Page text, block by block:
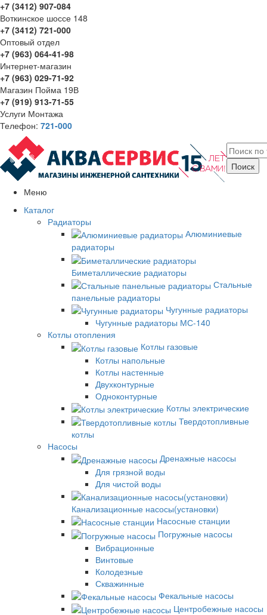
+7 (3412) 907-084
Воткинское шоссе 148
+7 (3412) 721-000
Оптовый отдел
+7 (963) 064-41-98
Интернет-магазин
+7 (963) 029-71-92
Магазин Пойма 19В
+7 (919) 913-71-55
Услуги Монтажа
Телефон: 721-000
Меню
Каталог
Радиаторы
Алюминиевые
радиаторы
Биметаллические радиаторы
Стальные
панельные радиаторы
Чугунные радиаторы
Чугунные радиаторы МС-140
Котлы отопления
Котлы газовые
Котлы напольные
Котлы настенные
Двухконтурные
Одноконтурные
Котлы электрические
Твердотопливные
котлы
Насосы
Дренажные насосы
Для грязной воды
Для чистой воды
Канализационные насосы(установки)
Насосные станции
Погружные насосы
Вибрационные
Винтовые
Колодезные
Скважинные
Фекальные насосы
Центробежные насосы